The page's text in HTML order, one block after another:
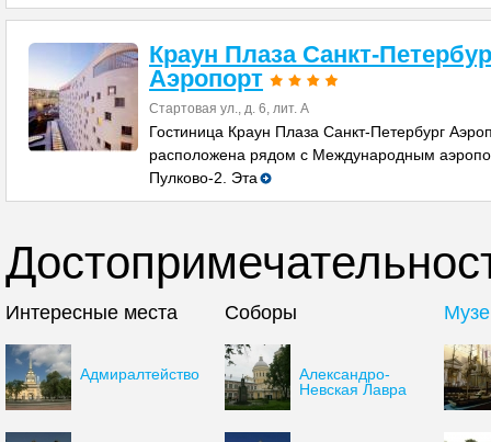
Краун Плаза Санкт-
Аэропорт
Стартовая ул., д. 6, лит. А
Гостиница Краун Плаза Санкт-Петербург
расположена рядом с Международным
Пулково-2. Эта
Интересные места
Адмиралтейство
Соборы
Александро-
Невская Лавра